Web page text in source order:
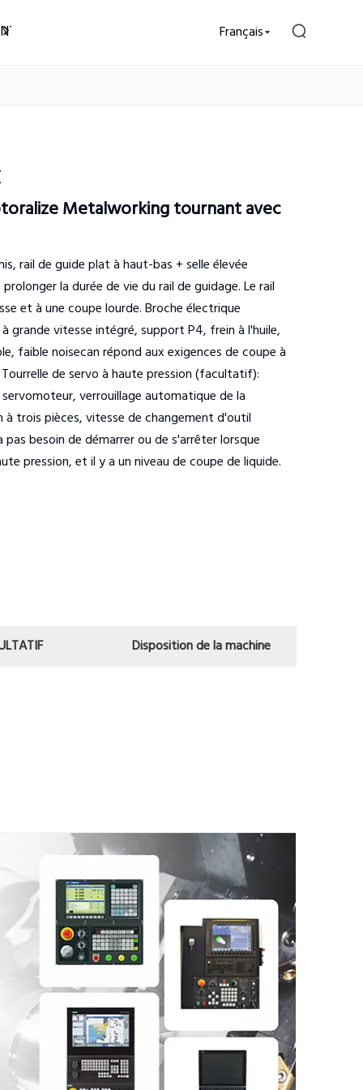
NOUS Français
Metalworking tournant avec
rail de guide plat à haut-bas + selle élevée
la durée de vie du rail de guidage. Le rail
et à une coupe lourde. Broche électrique
vitesse intégré, support P4, frein à l'huile,
faible noisecan répond aux exigences de coupe à
de servo à haute pression (facultatif):
verrouillage automatique de la
trois pièces, vitesse de changement d'outil
besoin de démarrer ou de s'arrêter lorsque
pression, et il y a un niveau de coupe de liquide.
Disposition de la machine